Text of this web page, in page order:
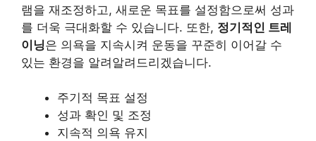
램을 재조정하고, 새로운 목표를 설정함으로써 성과
를 더욱 극대화할 수 있습니다. 또한, 정기적인 트레
이닝은 의욕을 지속시켜 운동을 꾸준히 이어갈 수
있는 환경을 알려알려드리겠습니다.
주기적 목표 설정
성과 확인 및 조정
지속적 의욕 유지